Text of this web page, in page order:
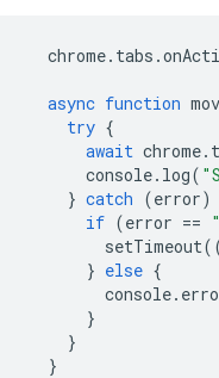
chrome. tabs .
async function
try {
await chrome.
console. log(
} catch (error)
if (error ==
setTimeout
} else {
console.
}
}
}